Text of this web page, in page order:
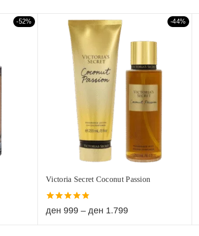
-52% -44%
Victoria Secret Coconut Passion
4.80
out of 5
ден 999 – ден 1.799